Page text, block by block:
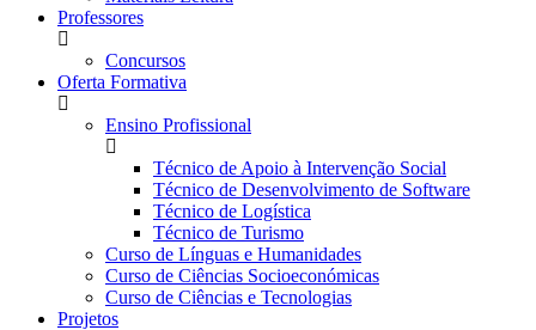
Professores
Concursos
Oferta Formativa
Ensino Profissional
Técnico de Apoio à Intervenção Social
Técnico de Desenvolvimento de Software
Técnico de Logística
Técnico de Turismo
Curso de Línguas e Humanidades
Curso de Ciências Socioeconómicas
Curso de Ciências e Tecnologias
Projetos